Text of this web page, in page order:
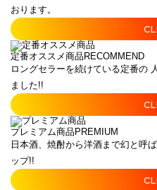
おります。
定番オススメ商品 RECOMMEND
ロングセラーを続けている定番の
ました!!
プレミアム商品 PREMIUM
日本酒、焼酎から洋酒まで幻と呼
ップ!!